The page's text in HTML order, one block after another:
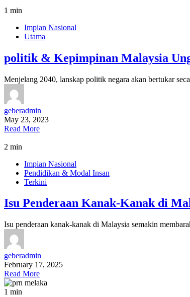
1 min
Impian Nasional
Utama
politik & Kepimpinan Malaysia
Menjelang 2040, lanskap politik negara akan bertukar
geberadmin
May 23, 2023
Read More
2 min
Impian Nasional
Pendidikan & Modal Insan
Terkini
Isu Penderaan Kanak-Kanak di
Isu penderaan kanak-kanak di Malaysia semakin
geberadmin
February 17, 2025
Read More
1 min